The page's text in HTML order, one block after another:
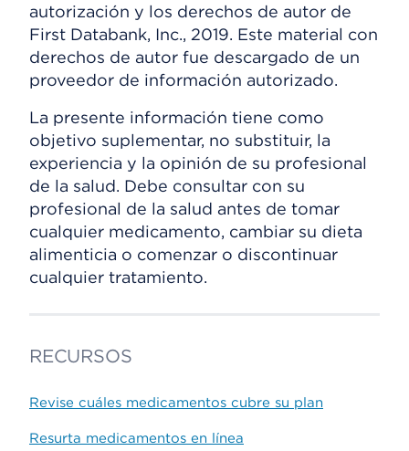
autorización y los derechos de autor de
First Databank, Inc., 2019. Este material con
derechos de autor fue descargado de un
proveedor de información autorizado.
La presente información tiene como
objetivo suplementar, no substituir, la
experiencia y la opinión de su profesional
de la salud. Debe consultar con su
profesional de la salud antes de tomar
cualquier medicamento, cambiar su dieta
alimenticia o comenzar o discontinuar
cualquier tratamiento.
RECURSOS
Revise cuáles medicamentos cubre su plan
Resurta medicamentos en línea